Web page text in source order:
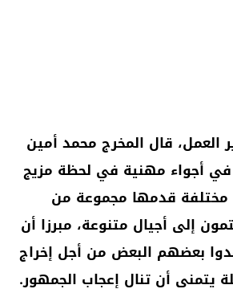
قال المخرج محمد أمين
في أجواء مهنية في لحظة مزيج
مختلفة قدمها مجموعة من
إلى أجيال متنوعة، مبرزا أن
بعضهم البعض من أجل إخراج
يتمنى أن تنال إعجاب الجمهور.